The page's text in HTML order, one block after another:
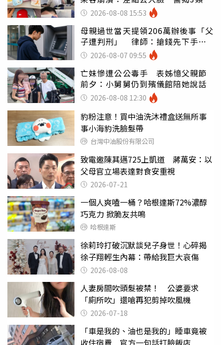
別亂喝
2026-08-08 15:53
母親過世當天提領206萬辦後事「父
子遭判刑」 律師：搶錢先下手是
罪 2026-08-07 09:55
亡妹慘遭公公毒手 表姊憶父親節
前夕：小舅舅仍到殯儀館陪她說話
2026-08-08 12:30
豹粉注意！買中油洗沐禮盒送無所事
事小海豹洗臉髮帶
台灣中油股份有限公司
致電邀陳其邁725上凱道 蔣萬安：以
父母官立場表達對食安重視
2026-07-21
一個人爽嗑一桶？哈根達斯72%濃醇
巧克力 掀脆友共鳴
哈根達斯
徐莉玲打破沉默談兒子身世！心碎揭
徐子翔輕生內幕：帶給我巨大哀傷
2026-08-08
人妻房間吹頭髮被禁！ 公婆要求
「廁所吹」還嗆再犯剪掉吹風機
2026-07-18
「車是我的、油也是我的」睡車竟被
收住宿費 官方一句話打臉飯店